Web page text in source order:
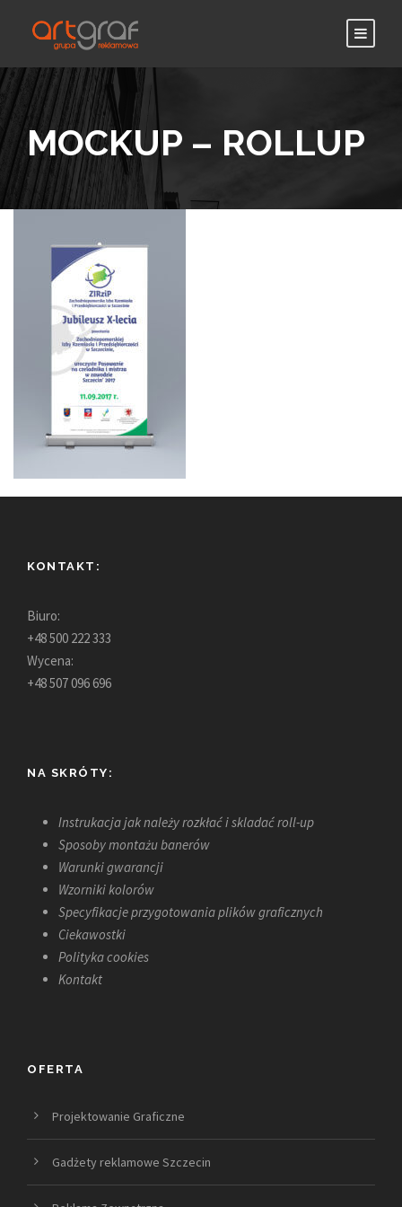
MOCKUP – ROLLUP
KONTAKT:
Biuro:
+48 500 222 333
Wycena:
+48 507 096 696
NA SKRÓTY:
Instrukacja jak należy rozkłać i skladać roll-up
Sposoby montażu banerów
Warunki gwarancji
Wzorniki kolorów
Specyfikacje przygotowania plików graficznych
Ciekawostki
Polityka cookies
Kontakt
OFERTA
Projektowanie Graficzne
Gadżety reklamowe Szczecin